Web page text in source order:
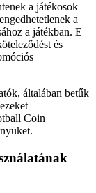
a játékosok
a
a játékban. E
és
általában betűk
Coin